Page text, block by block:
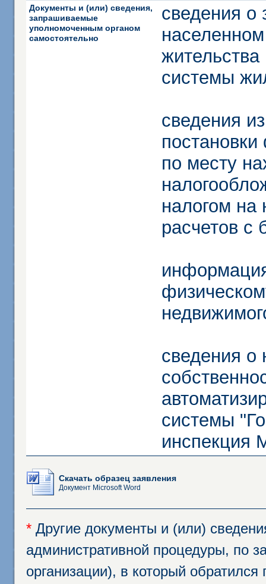
Документы и (или) сведения,
запрашиваемые
уполномоченным органом
самостоятельно
сведения
системы
сведения
по месту
налогом на
расчетов с
сведения о
системы
инспекция
Скачать образец заявления
Документ Microsoft Word
* Другие документы и (или)
административной процедуры, по
организации), в который